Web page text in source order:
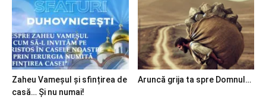
Zaheu Vameșul și sfințirea de
casă… Și nu numai!
Aruncă grija ta spre Domnul…